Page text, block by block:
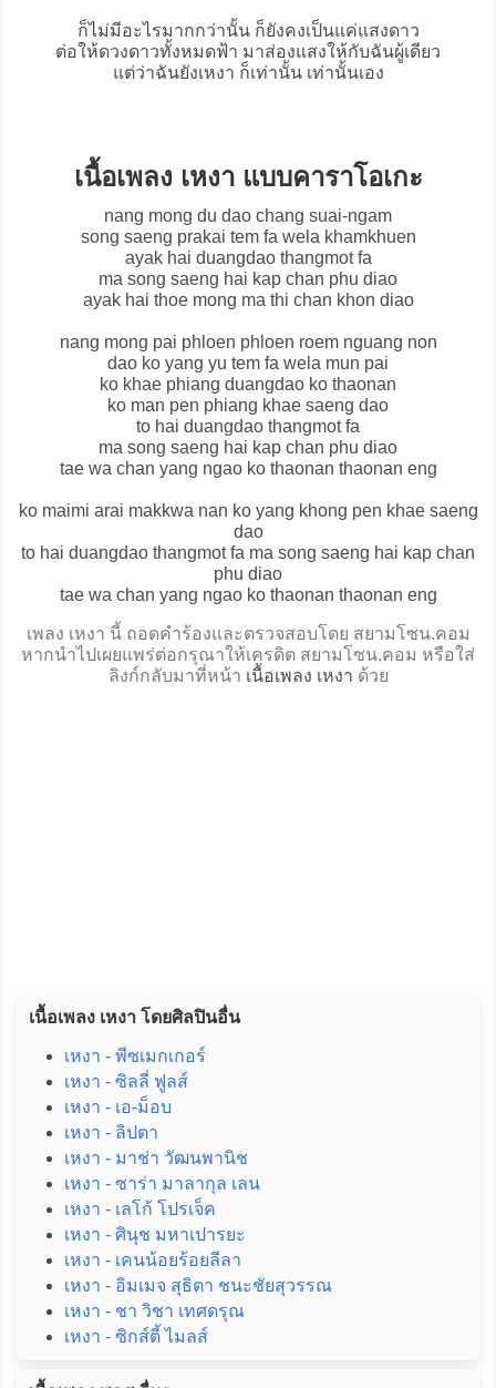
ก็ไม่มีอะไรมากกว่านั้น ก็ยังคงเป็นแค่แสงดาว
ต่อให้ดวงดาวทั้งหมดฟ้า มาส่องแสงให้กับฉันผู้เดียว
แต่ว่าฉันยังเหงา ก็เท่านั้น เท่านั้นเอง
เนื้อเพลง เหงา แบบคาราโอเกะ
nang mong du dao chang suai-ngam
song saeng prakai tem fa wela khamkhuen
ayak hai duangdao thangmot fa
ma song saeng hai kap chan phu diao
ayak hai thoe mong ma thi chan khon diao
nang mong pai phloen phloen roem nguang non
dao ko yang yu tem fa wela mun pai
ko khae phiang duangdao ko thaonan
ko man pen phiang khae saeng dao
to hai duangdao thangmot fa
ma song saeng hai kap chan phu diao
tae wa chan yang ngao ko thaonan thaonan eng
ko maimi arai makkwa nan ko yang khong pen khae saeng
dao
to hai duangdao thangmot fa ma song saeng hai kap chan
phu diao
tae wa chan yang ngao ko thaonan thaonan eng
เพลง เหงา นี้ ถอดคำร้องและตรวจสอบโดย สยามโซน.คอม
หากนำไปเผยแพร่ต่อกรุณาให้เครดิต สยามโซน.คอม หรือใส่
ลิงก์กลับมาที่หน้า เนื้อเพลง เหงา ด้วย
เนื้อเพลง เหงา โดยศิลปินอื่น
เหงา - พีซเมกเกอร์
เหงา - ซิลลี่ ฟูลส์
เหงา - เอ-ม็อบ
เหงา - ลิปตา
เหงา - มาช่า วัฒนพานิช
เหงา - ซาร่า มาลากุล เลน
เหงา - เลโก้ โปรเจ็ค
เหงา - ศินุช มหาเปารยะ
เหงา - เคนน้อยร้อยลีลา
เหงา - อิมเมจ สุธิตา ชนะชัยสุวรรณ
เหงา - ชา วิชา เทศดรุณ
เหงา - ซิกส์ตี้ ไมลส์